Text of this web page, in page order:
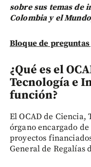
sobre sus temas de
Colombia y el
Bloque de
¿Qué es el
Tecnología e
función?
El OCAD de Ciencia,
órgano encargado
proyectos
General de Regalías